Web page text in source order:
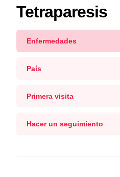
Tetraparesis
Enfermedades
País
Primera visita
Hacer un seguimiento